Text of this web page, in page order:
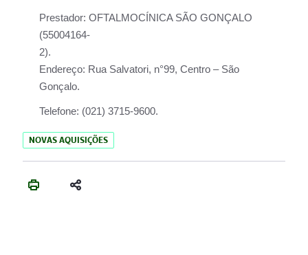
Prestador: OFTALMOCÍNICA SÃO GONÇALO
(55004164-
2).
Endereço: Rua Salvatori, n°99, Centro – São
Gonçalo.
Telefone: (021) 3715-9600.
NOVAS AQUISIÇÕES